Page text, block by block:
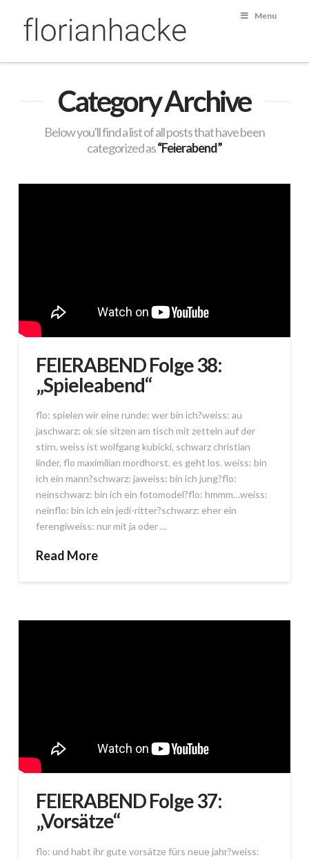
Menu
Category Archive
Below you'll find a list of all posts that have been
categorized as“Feierabend”
FEIERABEND Folge 38:
„Spieleabend“
flo: spielen wir eine runde: wer bin ich?weiss: au
jaschwarz: ok sie sitzen am tisch mit zetteln auf der
stirn. weiss ist wolfgang kubicki, schwarz christian
linder, flo maximilian mordhorst. es geht los. weiss: bin
ich ein mann?schwarz: jaweiss: bin ich jung?flo:
neinschwarz: bin ich ein fotomodel?flo: hmmm…weiss:
neinflo: bin ich ein jedi-ritter?schwarz: eher ein
ferengiweiss: nur mit ja oder …
Read More
FEIERABEND Folge 37:
„Vorsätze“
flo: und habt ihr gute vorsätze fürs neue jahr?weiss: